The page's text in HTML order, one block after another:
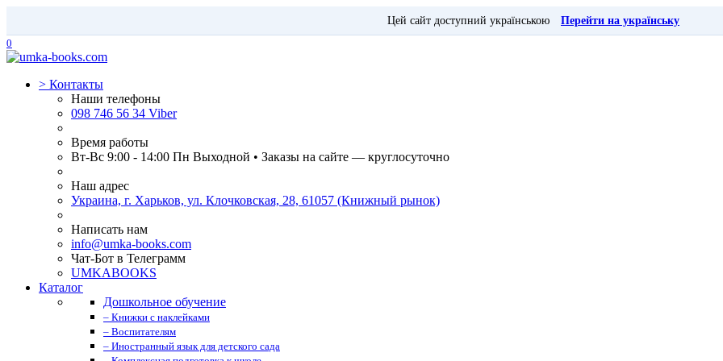
Цей сайт доступний українською
Перейти на українську
0
> Контакты
Наши телефоны
098 746 56 34 Viber
Время работы
Вт-Вс 9:00 - 14:00 Пн Выходной • Заказы на сайте — круглосуточно
Наш адрес
Украина, г. Харьков, ул. Клочковская, 28, 61057 (Книжный рынок)
Написать нам
info@umka-books.com
Чат-Бот в Телеграмм
UMKABOOKS
Каталог
Дошкольное обучение
– Книжки с наклейками
– Воспитателям
– Иностранный язык для детского сада